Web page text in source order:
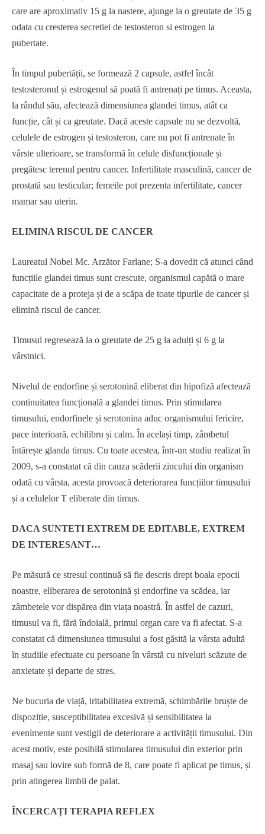
care are aproximativ 15 g la nastere, ajunge la o greutate de 35 g
odata cu cresterea secretiei de testosteron si estrogen la
pubertate.
În timpul pubertății, se formează 2 capsule, astfel încât
testosteronul și estrogenul să poată fi antrenați pe timus. Aceasta,
la rândul său, afectează dimensiunea glandei timus, atât ca
funcție, cât și ca greutate. Dacă aceste capsule nu se dezvoltă,
celulele de estrogen și testosteron, care nu pot fi antrenate în
vârste ulterioare, se transformă în celule disfuncționale și
pregătesc terenul pentru cancer. Infertilitate masculină, cancer de
prostată sau testicular; femeile pot prezenta infertilitate, cancer
mamar sau uterin.
ELIMINA RISCUL DE CANCER
Laureatul Nobel Mc. Arzător Farlane; S-a dovedit că atunci când
funcțiile glandei timus sunt crescute, organismul capătă o mare
capacitate de a proteja și de a scăpa de toate tipurile de cancer și
elimină riscul de cancer.
Timusul regresează la o greutate de 25 g la adulți și 6 g la
vârstnici.
Nivelul de endorfine și serotonină eliberat din hipofiză afectează
continuitatea funcțională a glandei timus. Prin stimularea
timusului, endorfinele și serotonina aduc organismului fericire,
pace interioară, echilibru și calm. În același timp, zâmbetul
întărește glanda timus. Cu toate acestea, într-un studiu realizat în
2009, s-a constatat că din cauza scăderii zincului din organism
odată cu vârsta, acesta provoacă deteriorarea funcțiilor timusului
și a celulelor T eliberate din timus.
DACA SUNTETI EXTREM DE EDITABLE, EXTREM
DE INTERESANT…
Pe măsură ce stresul continuă să fie descris drept boala epocii
noastre, eliberarea de serotonină și endorfine va scădea, iar
zâmbetele vor dispărea din viața noastră. În astfel de cazuri,
timusul va fi, fără îndoială, primul organ care va fi afectat. S-a
constatat că dimensiunea timusului a fost găsită la vârsta adultă
în studiile efectuate cu persoane în vârstă cu niveluri scăzute de
anxietate și departe de stres.
Ne bucuria de viață, iritabilitatea extremă, schimbările bruște de
dispoziție, susceptibilitatea excesivă și sensibilitatea la
evenimente sunt vestigii de deteriorare a activității timusului. Din
acest motiv, este posibilă stimularea timusului din exterior prin
masaj sau lovire sub formă de 8, care poate fi aplicat pe timus, și
prin atingerea limbii de palat.
ÎNCERCAȚI TERAPIA REFLEX